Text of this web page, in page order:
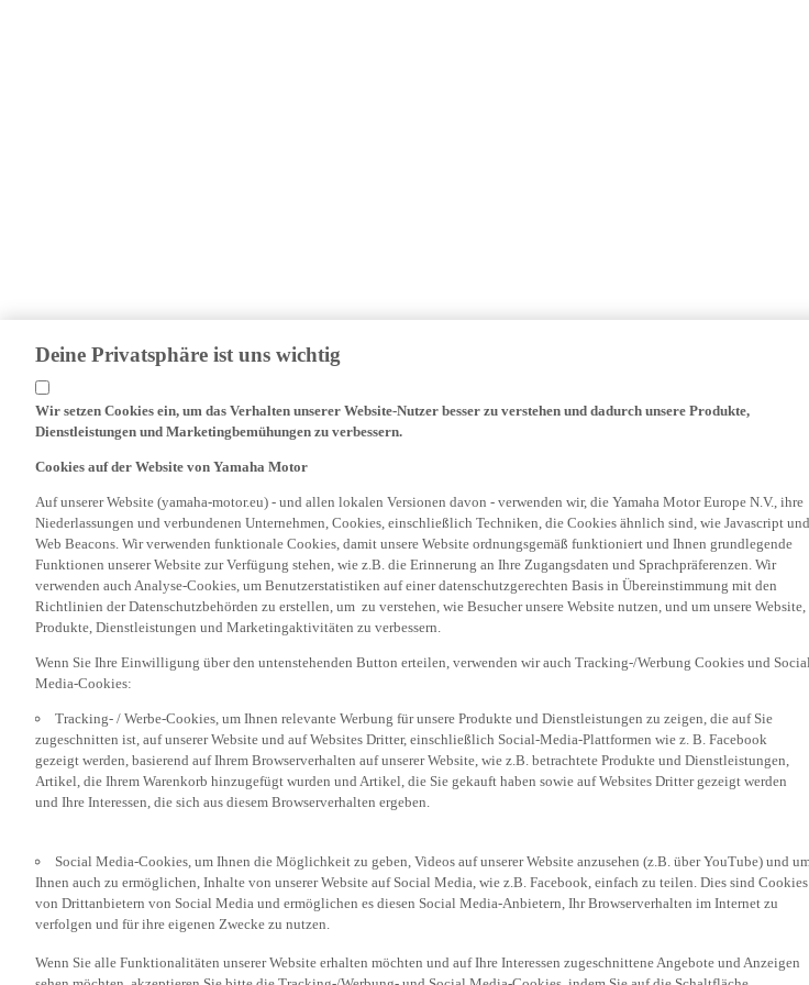
Wir setzen Cookies ein, um das Verhalten unserer Website-Nutzer besser zu verstehen und dadurch unsere Produkte,
Dienstleistungen und Marketingbemühungen zu verbessern.
Cookies auf der Website von Yamaha Motor
Niederlassungen und verbundenen Unternehmen, Cookies, einschließlich Techniken, die Cookies ähnlich sind, wie Javascript und
Web Beacons. Wir verwenden funktionale Cookies, damit unsere Website ordnungsgemäß funktioniert und Ihnen grundlegende
Funktionen unserer Website zur Verfügung stehen, wie z.B. die Erinnerung an Ihre Zugangsdaten und Sprachpräferenzen. Wir
verwenden auch Analyse-Cookies, um Benutzerstatistiken auf einer datenschutzgerechten Basis in Übereinstimmung mit den
Richtlinien der Datenschutzbehörden zu erstellen, um zu verstehen, wie Besucher unsere Website nutzen, und um unsere Website,
Produkte, Dienstleistungen und Marketingaktivitäten zu verbessern.
Wenn Sie Ihre Einwilligung über den untenstehenden Button erteilen, verwenden wir auch Tracking-/Werbung Cookies und Social
Media-Cookies:
zugeschnitten ist, auf unserer Website und auf Websites Dritter, einschließlich Social-Media-Plattformen wie z. B. Facebook
gezeigt werden, basierend auf Ihrem Browserverhalten auf unserer Website, wie z.B. betrachtete Produkte und Dienstleistungen,
Artikel, die Ihrem Warenkorb hinzugefügt wurden und Artikel, die Sie gekauft haben sowie auf Websites Dritter gezeigt werden
und Ihre Interessen, die sich aus diesem Browserverhalten ergeben.
Ihnen auch zu ermöglichen, Inhalte von unserer Website auf Social Media, wie z.B. Facebook, einfach zu teilen. Dies sind Cookies
von Drittanbietern von Social Media und ermöglichen es diesen Social Media-Anbietern, Ihr Browserverhalten im Internet zu
verfolgen und für ihre eigenen Zwecke zu nutzen.
sehen möchten, akzeptieren Sie bitte die Tracking-/Werbung- und Social Media-Cookies, indem Sie auf die Schaltfläche